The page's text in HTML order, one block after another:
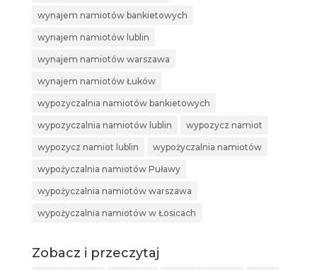
wynajem namiotów bankietowych
wynajem namiotów lublin
wynajem namiotów warszawa
wynajem namiotów Łuków
wypozyczalnia namiotów bankietowych
wypozyczalnia namiotów lublin wypozycz namiot
wypozycz namiot lublin wypożyczalnia namiotów
wypożyczalnia namiotów Puławy
wypożyczalnia namiotów warszawa
wypożyczalnia namiotów w Łosicach
Zobacz i przeczytaj